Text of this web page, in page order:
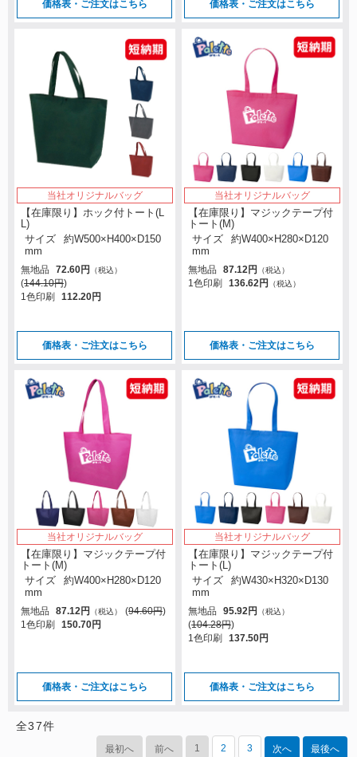
価格表・ご注文はこちら 価格表・ご注文はこちら
当社オリジナルバッグ
【在庫限り】ホック付トート(L
L)
サイズ
約W500×H400×D150
mm
無地品
72.60円 （税込）
(144.10円)
1色印刷
112.20円
価格表・ご注文はこちら
当社オリジナルバッグ
【在庫限り】マジックテープ付
トート(M)
サイズ
約W400×H280×D120
mm
無地品
87.12円 （税込）
1色印刷 136.62円 （税込）
価格表・ご注文はこちら
当社オリジナルバッグ
【在庫限り】マジックテープ付
トート(M)
サイズ
約W400×H280×D120
mm
無地品
87.12円 （税込） (94.60円)
1色印刷
150.70円
価格表・ご注文はこちら
当社オリジナルバッグ
【在庫限り】マジックテープ付
トート(L)
サイズ
約W430×H320×D130
mm
無地品
95.92円 （税込）
(104.28円)
1色印刷
137.50円
価格表・ご注文はこちら
全37件
最後へ
次へ
3
2
1
前へ
最初へ